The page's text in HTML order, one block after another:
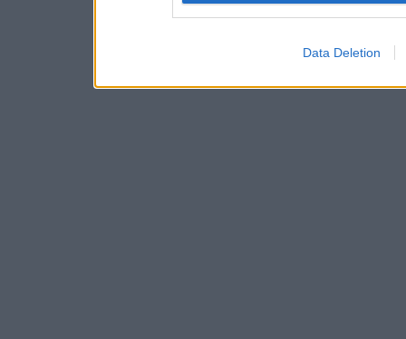
Data Deletion